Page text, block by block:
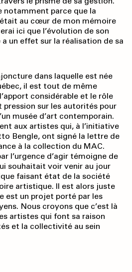
notamment parce que la
au cœur de mon mémoire
ici que l’évolution de son
un effet sur la réalisation de sa
dans laquelle est née
il est tout de même
considérable et le rôle
sur les autorités pour
musée d’art contemporain.
aux artistes qui, à l’initiative
Bengle, ont signé la lettre de
à la collection du MAC.
l’urgence d’agir témoigne de
souhaitait voir venir au jour
faisant état de la société
artistique. Il est alors juste
est un projet porté par les
Nous croyons que c’est là
artistes qui font sa raison
et la collectivité au sein